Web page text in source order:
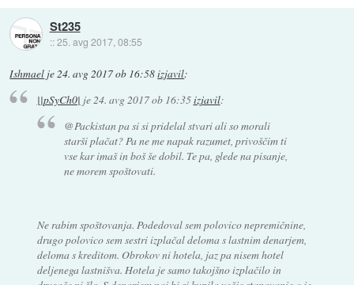
St235
::25. avg 2017, 08:55
Ishmael je24. avg 2017 ob 16:58izjavil:
||pSyCh0| je24. avg 2017 ob 16:35izjavil:
@Packistan pa si si pridelal stvari ali so morali
starši plačat? Pa ne me napak razumet, privoščim ti
vse kar imaš in boš še dobil. Te pa, glede na pisanje,
ne morem spoštovati.
Ne rabim spoštovanja. Podedoval sem polovico nepremičnine,
drugo polovico sem sestri izplačal deloma s lastnim denarjem,
deloma s kreditom. Obrokov ni hotela, jaz pa nisem hotel
deljenega lastnišva. Hotela je samo takojšno izplačilo in